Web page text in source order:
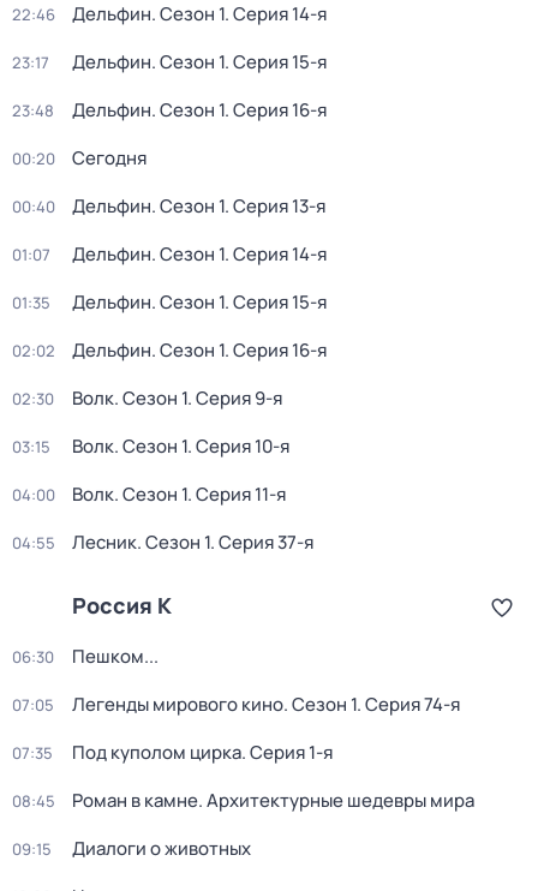
22:46 Дельфин. Сезон 1. Серия 14-я
23:17 Дельфин. Сезон 1. Серия 15-я
23:48 Дельфин. Сезон 1. Серия 16-я
00:20 Сегодня
00:40 Дельфин. Сезон 1. Серия 13-я
01:07 Дельфин. Сезон 1. Серия 14-я
01:35 Дельфин. Сезон 1. Серия 15-я
02:02 Дельфин. Сезон 1. Серия 16-я
02:30 Волк. Сезон 1. Серия 9-я
03:15 Волк. Сезон 1. Серия 10-я
04:00 Волк. Сезон 1. Серия 11-я
04:55 Лесник. Сезон 1. Серия 37-я
Россия К
06:30 Пешком...
07:05 Легенды мирового кино. Сезон 1. Серия 74-я
07:35 Под куполом цирка. Серия 1-я
08:45 Роман в камне. Архитектурные шедевры мира
09:15 Диалоги о животных